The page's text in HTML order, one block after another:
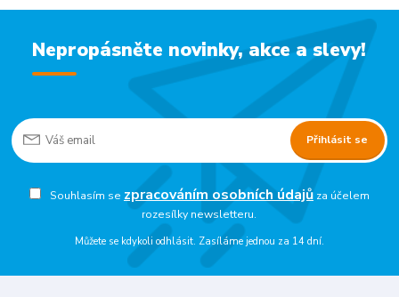
Nepropásněte novinky, akce a slevy!
Přihlásit se
Souhlasím se zpracováním osobních údajůza účelem
rozesílky newsletteru.
Můžete se kdykoli odhlásit. Zasíláme jednou za 14 dní.